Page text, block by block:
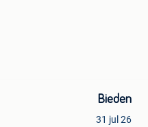
Bieden
31 jul 26